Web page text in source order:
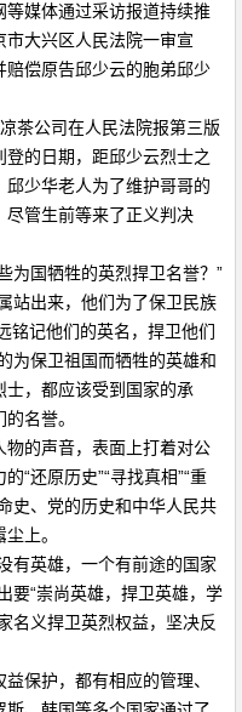
媒体通过采访报道持续推
大兴区人民法院一审宣
偿原告邱少云的胞弟邱少
公司在人民法院报第三版
的日期，距邱少云烈士之
少华老人为了维护哥哥的
尽管生前等来了正义判决
国牺牲的英烈捍卫名誉？”
站出来，他们为了保卫民族
铭记他们的英名，捍卫他们
为保卫祖国而牺牲的英雄和
，都应该受到国家的承
名誉。
的声音，表面上打着对公
“还原历史”“寻找真相”“重
史、党的历史和中华人民共
上。
英雄，一个有前途的国家
要“崇尚英雄，捍卫英雄，学
名义捍卫英烈权益，坚决反
保护，都有相应的管理、